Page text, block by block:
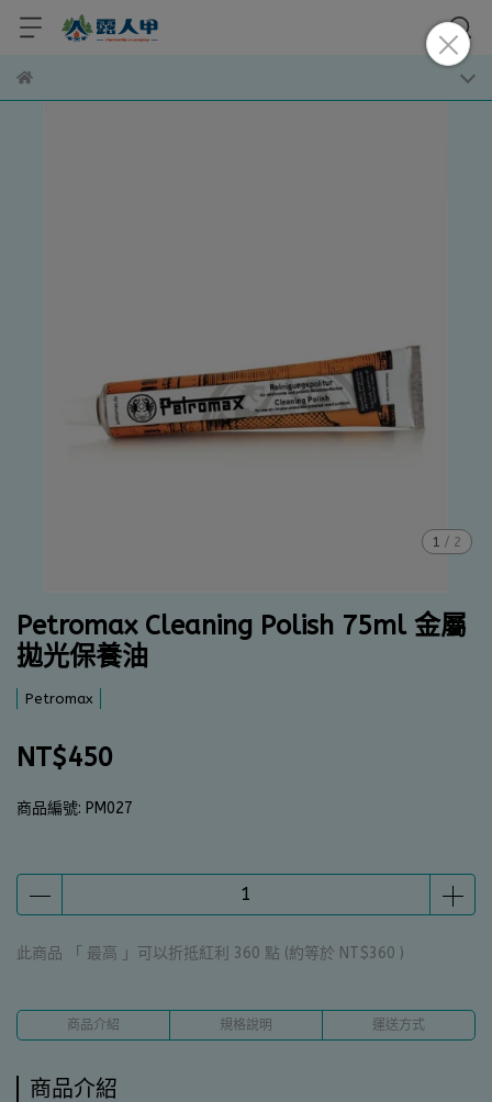
1 / 2
Petromax Cleaning Polish 75ml 金屬
拋光保養油
Petromax
NT$450
商品編號: PM027
此商品 「 最高 」可以折抵紅利 360 點 (約等於 NT$360 )
商品介紹 規格說明 運送方式
商品介紹